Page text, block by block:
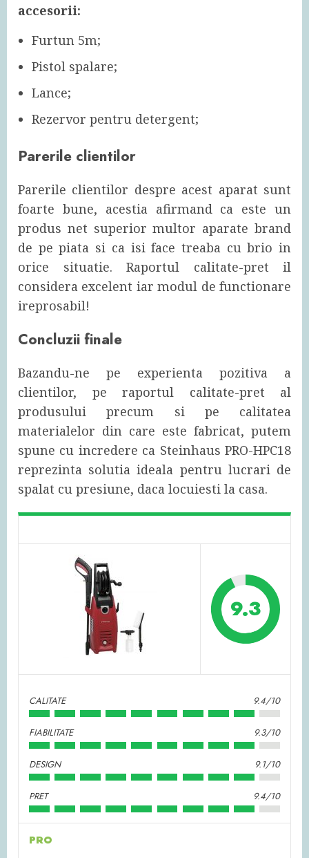
accesorii:
Furtun 5m;
Pistol spalare;
Lance;
Rezervor pentru detergent;
Parerile clientilor
Parerile clientilor despre acest aparat sunt
foarte bune, acestia afirmand ca este un
produs net superior multor aparate brand
de pe piata si ca isi face treaba cu brio in
orice situatie. Raportul calitate-pret il
considera excelent iar modul de functionare
ireprosabil!
Concluzii finale
Bazandu-ne pe experienta pozitiva a
clientilor, pe raportul calitate-pret al
produsului precum si pe calitatea
materialelor din care este fabricat, putem
spune cu incredere ca Steinhaus PRO-HPC18
reprezinta solutia ideala pentru lucrari de
spalat cu presiune, daca locuiesti la casa.
9.3
CALITATE 9.4/10
FIABILITATE 9.3/10
DESIGN 9.1/10
PRET 9.4/10
PRO